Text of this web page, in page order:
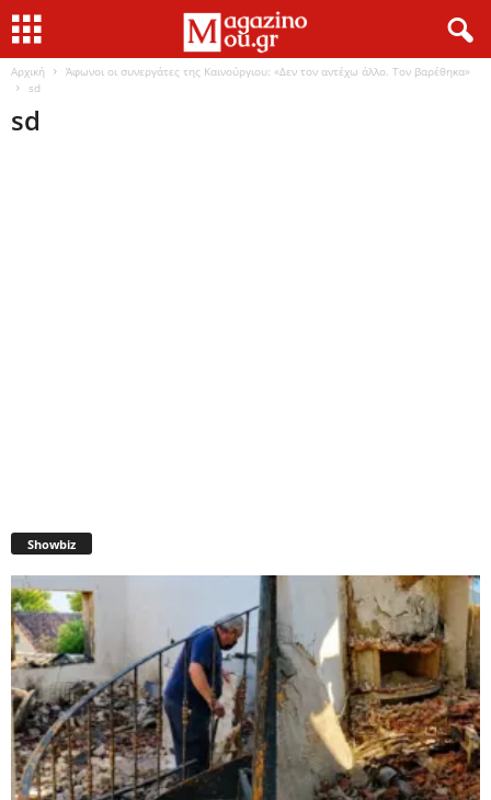
Αρχική
Άφωνοι οι συνεργάτες της Καινούργιου: «Δεν τον αντέχω άλλο. Τον βαρέθηκα»
sd
sd
Showbiz